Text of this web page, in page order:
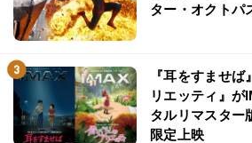
ター・オクトパ
『耳をすませ
リエッティ』が
タルリマスター
限定上映